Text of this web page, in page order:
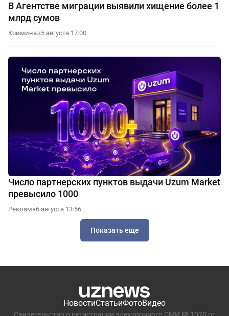
В Агентстве миграции выявили хищение более 1
млрд сумов
Криминал5 августа 17:00
Число партнерских пунктов выдачи Uzum Market
превысило 1000
Реклама6 августа 13:56
Показать еще
НовостиСтатьиФотоВидео